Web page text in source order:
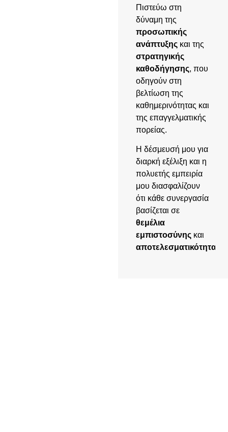
Πιστεύω στη
δύναμη της
προσωπικής
ανάπτυξηςκαι της
στρατηγικής
καθοδήγησης, που
οδηγούν στη
βελτίωση της
καθημερινότητας και
της επαγγελματικής
πορείας.
Η δέσμευσή μου για
διαρκή εξέλιξη και η
πολυετής εμπειρία
μου διασφαλίζουν
ότι κάθε συνεργασία
βασίζεται σε
θεμέλια
εμπιστοσύνηςκαι
αποτελεσματικότητας